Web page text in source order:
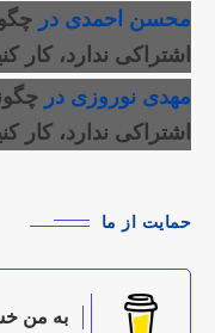
محسن احمدی در
اشتراکی ندارد، کار
مهدی نوروزی در
اشتراکی ندارد، کار
حمایت از ما
به من